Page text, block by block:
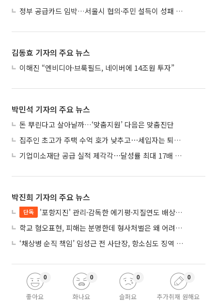
정부 공급카드 임박…서울시 협의·주민 설득이 성패 가른다
김동효 기자의 주요 뉴스
이해진 “엔비디아·브룩필드, 네이버에 14조원 투자”
박민석 기자의 주요 뉴스
돈 뿌린다고 살아날까…‘맞춤지원’ 다음은 맞춤진단
집주인 초고가 주택 수억 호가 낮추고⋯세입자는 퇴거 위기
기업미소재단 공급 실적 제각각⋯달성률 최대 17배 차이
박진희 기자의 주요 뉴스
단독
'포항지진' 관리·감독한 에기평·지질연도 배상책임…법원 “안전의무 당연”
학교 혐오표현, 피해는 분명한데 형사처벌은 왜 어려울까?
‘채상병 순직 책임’ 임성근 전 사단장, 항소심도 징역 3년
좋아요
0
화나요
0
슬퍼요
0
추가취재 원해요
0